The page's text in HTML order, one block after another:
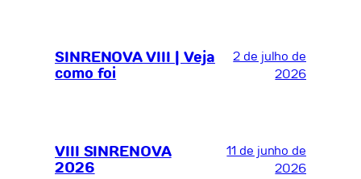
SINRENOVA VIII | Veja
como foi
2 de julho de
2026
VIII SINRENOVA
2026
11 de junho de
2026